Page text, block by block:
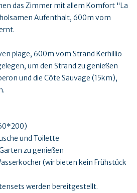
das Zimmer mit allem Komfort "La
Aufenthalt, 600m vom
plage, 600m vom Strand Kerhillio
um den Strand zu genießen
und die Côte Sauvage (15km),
und Toilette
zu genießen
(wir bieten kein Frühstück
werden bereitgestellt.